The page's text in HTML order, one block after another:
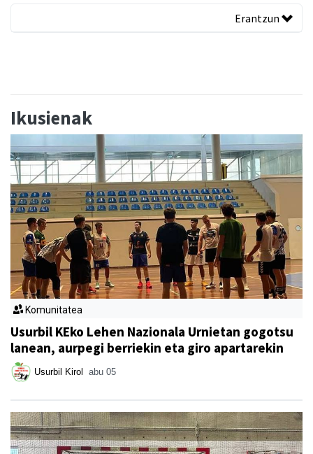
Erantzun
Ikusienak
Komunitatea
Usurbil KEko Lehen Nazionala Urnietan gogotsu
lanean, aurpegi berriekin eta giro apartarekin
Usurbil Kirol abu 05